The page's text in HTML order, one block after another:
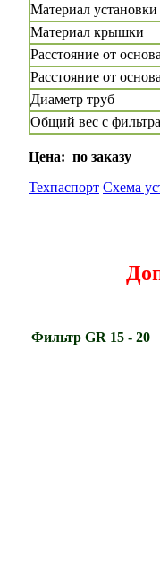
Материал установки
Материал крышки
Расстояние от
Расстояние от
Диаметр труб
Общий вес с
Цена: по заказу
Техпаспорт Схема
Фильтр GR 15 - 20